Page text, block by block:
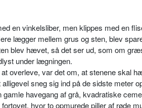
en vinkelsliber, men klippes med en
lægger mellem grus og sten, blev
blev hævet, så det ser ud, som om
under lægningen.
overleve, var det om, at stenene skal
sneg sig ind på de sidste meter
havegang af grå, kvadratiske
hvor to opmurede piller af røde